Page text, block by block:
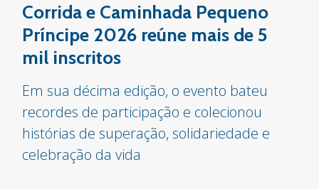
Corrida e Caminhada Pequeno
Príncipe 2026 reúne mais de 5
mil inscritos
Em sua décima edição, o evento bateu
recordes de participação e colecionou
histórias de superação, solidariedade e
celebração da vida